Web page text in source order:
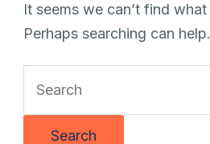
It seems we can’t find
Perhaps searching can help.